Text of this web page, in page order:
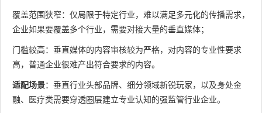
覆盖范围狭窄：仅局限于特定行业，难以满足多元化的传播需求，
企业如果要覆盖多个行业，需要对接大量的垂直媒体；
门槛较高：垂直媒体的内容审核较为严格，对内容的专业性要求
高，普通企业很难产出符合要求的内容。
适配场景：垂直行业头部品牌、细分领域新锐玩家，以及身处金
融、医疗类需要穿透圈层建立专业认知的强监管行业企业。